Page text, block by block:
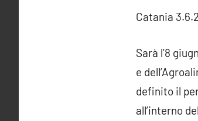
Catania
Sarà l’8
e
definito il
all’interno